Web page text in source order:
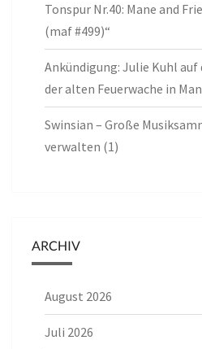
Tonspur Nr.40: Mane and
(maf #499)“
Ankündigung: Julie Kuhl
der alten Feuerwache in
Swinsian – Große
verwalten (1)
ARCHIV
August 2026
Juli 2026